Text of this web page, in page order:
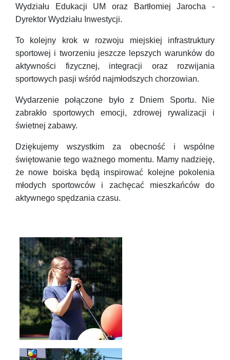
Wydziału Edukacji UM oraz Bartłomiej Jarocha -
Dyrektor Wydziału Inwestycji.
To kolejny krok w rozwoju miejskiej infrastruktury
sportowej i tworzeniu jeszcze lepszych warunków do
aktywności fizycznej, integracji oraz rozwijania
sportowych pasji wśród najmłodszych chorzowian.
Wydarzenie połączone było z Dniem Sportu. Nie
zabrakło sportowych emocji, zdrowej rywalizacji i
świetnej zabawy.
Dziękujemy wszystkim za obecność i wspólne
świętowanie tego ważnego momentu. Mamy nadzieję,
że nowe boiska będą inspirować kolejne pokolenia
młodych sportowców i zachęcać mieszkańców do
aktywnego spędzania czasu.